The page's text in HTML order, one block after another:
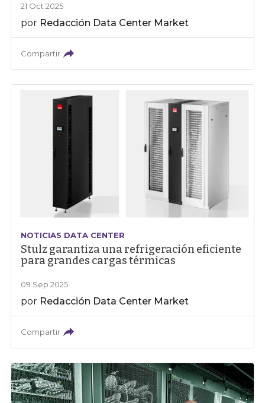
21 Oct 2025
por Redacción Data Center Market
Compartir
NOTICIAS DATA CENTER
Stulz garantiza una refrigeración eficiente
para grandes cargas térmicas
09 Sep 2025
por Redacción Data Center Market
Compartir